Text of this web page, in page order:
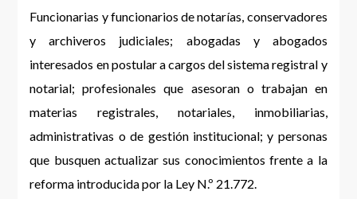
Funcionarias y funcionarios de notarías, conservadores
y archiveros judiciales; abogadas y abogados
interesados en postular a cargos del sistema registral y
notarial; profesionales que asesoran o trabajan en
materias registrales, notariales, inmobiliarias,
administrativas o de gestión institucional; y personas
que busquen actualizar sus conocimientos frente a la
reforma introducida por la Ley N.º 21.772.